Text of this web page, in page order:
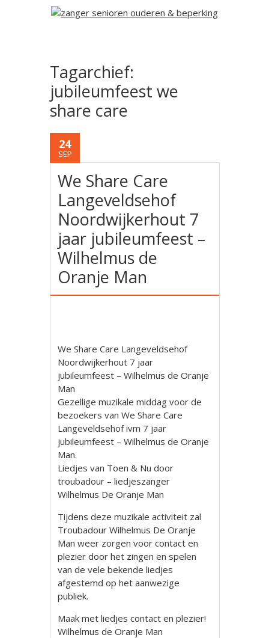
Tagarchief:
jubileumfeest we
share care
24
SEP
We Share Care
Langeveldsehof
Noordwijkerhout 7
jaar jubileumfeest –
Wilhelmus de
Oranje Man
We Share Care Langeveldsehof
Noordwijkerhout 7 jaar
jubileumfeest – Wilhelmus de Oranje
Man
Gezellige muzikale middag voor de
bezoekers van We Share Care
Langeveldsehof ivm 7 jaar
jubileumfeest – Wilhelmus de Oranje
Man.
Liedjes van Toen & Nu door
troubadour – liedjeszanger
Wilhelmus De Oranje Man
Tijdens deze muzikale activiteit zal
Troubadour Wilhelmus De Oranje
Man weer zorgen voor contact en
plezier door het zingen en spelen
van de vele bekende liedjes
afgestemd op het aanwezige
publiek.
Maak met liedjes contact en plezier!
Wilhelmus de Oranje Man